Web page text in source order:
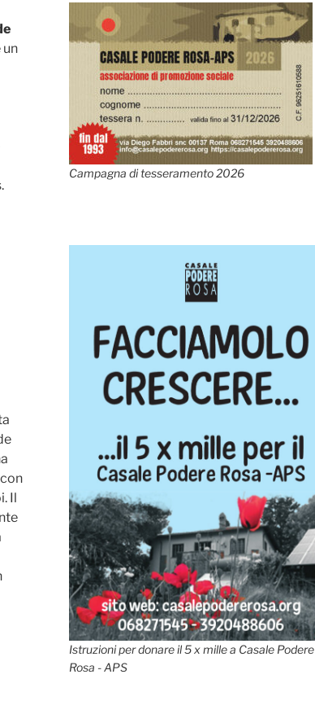
un
Il
Campagna di tesseramento 2026
Istruzioni per donare il 5 x mille a Casale Podere
Rosa - APS